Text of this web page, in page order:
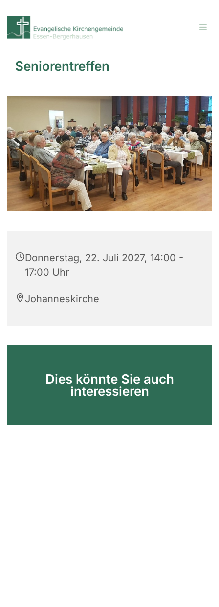
Seniorentreffen
Donnerstag, 22. Juli 2027, 14:00 -
17:00 Uhr
Johanneskirche
Dies könnte Sie auch
interessieren